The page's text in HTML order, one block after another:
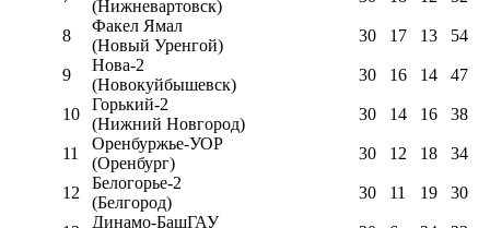
(Нижневартовск)
8
Факел Ямал
(Новый Уренгой)
30 17 13 54
9
Нова-2
(Новокуйбышевск)
30 16 14 47
10
Горький-2
(Нижний Новгород)
30 14 16 38
11
Оренбуржье-УОР
(Оренбург)
30 12 18 34
12
Белогорье-2
(Белгород)
30 11 19 30
Динамо-БашГАУ